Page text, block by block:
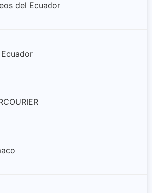
del Ecuador
Ecuador